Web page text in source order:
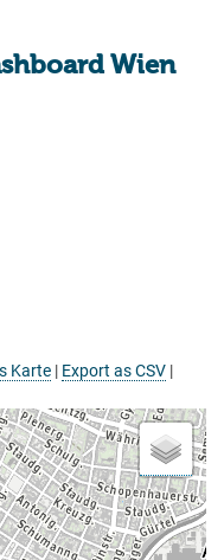
Wien
Karte | Export as CSV |